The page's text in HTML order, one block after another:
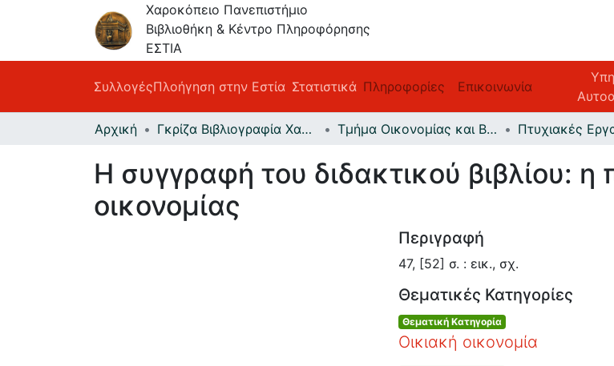
Χαροκόπειο Πανεπιστήμιο
Βιβλιοθήκη & Κέντρο Πληροφόρησης
ΕΣΤΙΑ
ΣυλλογέςΠλοήγηση στην Εστία Στατιστικά Πληροφορίες Επικοινωνία
Αρχική Γκρίζα Βιβλιογραφία Χαροκοπείου Πανεπιστημίου Τμήμα Οικονομίας και Βιώσιμης Ανάπτυξης Πτυχιακές
Η συγγραφή του διδακτικού βιβλίου: η
οικονομίας
Περιγραφή
47, [52] σ. : εικ., σχ.
Θεματικές Κατηγορίες
Θεματική Κατηγορία
Οικιακή οικονομία